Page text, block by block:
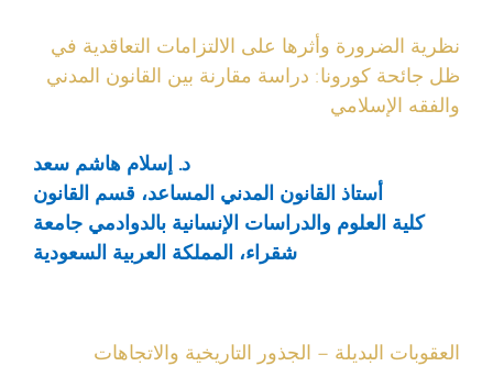
نظرية الضرورة وأثرها على الالتزامات التعاقدية في
ظل جائحة كورونا: دراسة مقارنة بين القانون المدني
والفقه الإسلامي
د. إسلام هاشم سعد
أستاذ القانون المدني المساعد، قسم القانون
كلية العلوم والدراسات الإنسانية بالدوادمي جامعة
شقراء، المملكة العربية السعودية
العقوبات البديلة – الجذور التاريخية والاتجاهات